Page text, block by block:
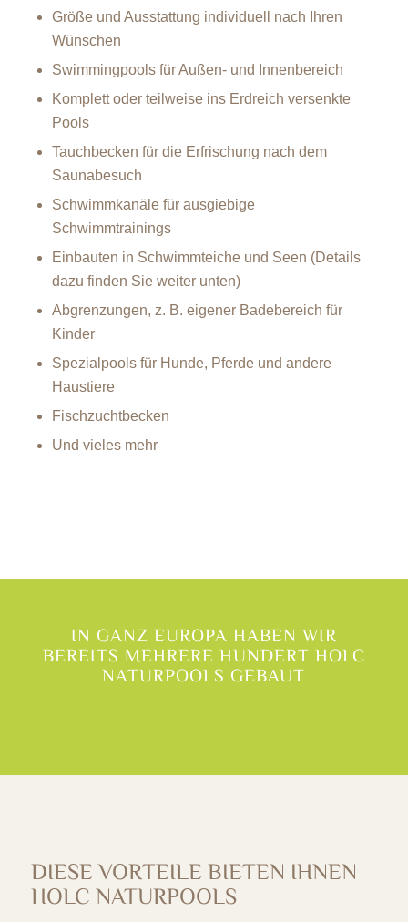
Größe und Ausstattung individuell nach Ihren
Wünschen
Swimmingpools für Außen- und Innenbereich
Komplett oder teilweise ins Erdreich versenkte
Pools
Tauchbecken für die Erfrischung nach dem
Saunabesuch
Schwimmkanäle für ausgiebige
Schwimmtrainings
Einbauten in Schwimmteiche und Seen (Details
dazu finden Sie weiter unten)
Abgrenzungen, z. B. eigener Badebereich für
Kinder
Spezialpools für Hunde, Pferde und andere
Haustiere
Fischzuchtbecken
Und vieles mehr
IN GANZ EUROPA HABEN WIR
BEREITS MEHRERE HUNDERT HOLC
NATURPOOLS GEBAUT
DIESE VORTEILE BIETEN IHNEN
HOLC NATURPOOLS